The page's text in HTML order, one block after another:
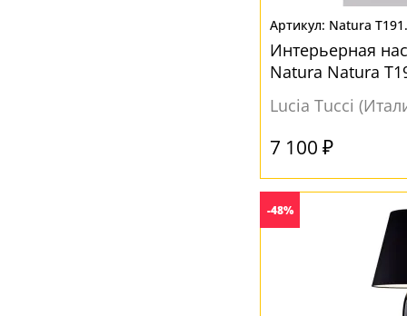
Natura
Интерьерная
Natura Natura
Lucia Tucci
7 100 ₽
-48%